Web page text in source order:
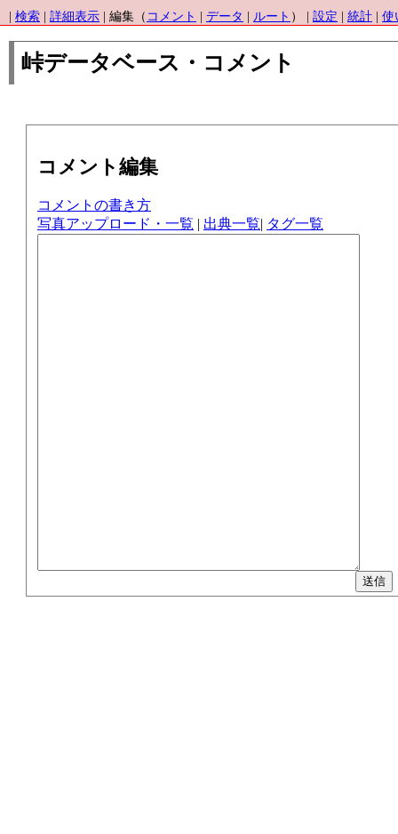
検索 詳細表示 | 編集（ コメント データ ルート ） | 設定 統計 使
峠データベース・コメント
コメント編集
コメントの書き方
写真アップロード・一覧 | 出典一覧| タグ一覧